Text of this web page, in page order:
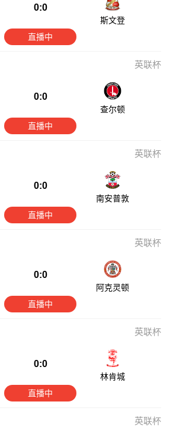
0:0
斯文登
直播中
英联杯
0:0
查尔顿
直播中
英联杯
0:0
南安普敦
直播中
英联杯
0:0
阿克灵顿
直播中
英联杯
0:0
林肯城
直播中
英联杯